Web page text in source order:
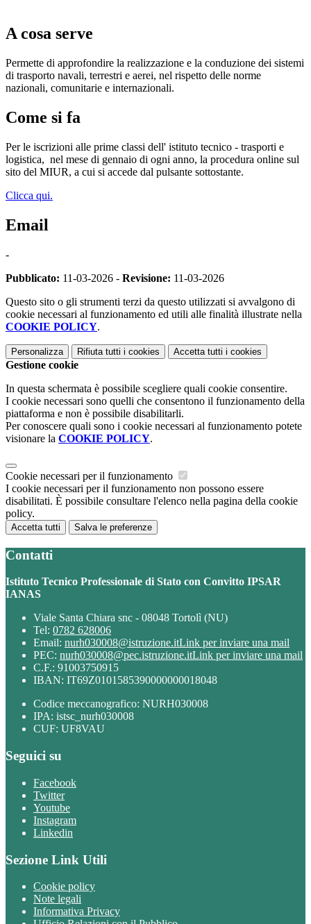
A cosa serve
Permette di approfondire la realizzazione e la conduzione dei sistemi
di trasporto navali, terrestri e aerei, nel rispetto delle norme
nazionali, comunitarie e internazionali.
Come si fa
Per le iscrizioni alle prime classi dell' istituto tecnico - trasporti e
logistica, nel mese di gennaio di ogni anno, la procedura online sul
sito del MIUR, a cui si accede dal pulsante sottostante.
Clicca qui.
Email
-
Pubblicato: 11-03-2026 - Revisione: 11-03-2026
Questo sito o gli strumenti terzi da questo utilizzati si avvalgono di
cookie necessari al funzionamento ed utili alle finalità illustrate nella
COOKIE POLICY.
Personalizza Rifiuta tutti i cookies Accetta tutti i cookies
Gestione cookie
In questa schermata è possibile scegliere quali cookie consentire.
I cookie necessari sono quelli che consentono il funzionamento della
piattaforma e non è possibile disabilitarli.
Per conoscere quali sono i cookie necessari al funzionamento potete
visionare la COOKIE POLICY.
Cookie necessari per il funzionamento
I cookie necessari per il funzionamento non possono essere
disabilitati. È possibile consultare l'elenco nella pagina della cookie
policy.
Accetta tutti Salva le preferenze
Contatti
Istituto Tecnico Professionale di Stato con Convitto IPSAR
IANAS
Viale Santa Chiara snc - 08048 Tortolì (NU)
Tel: 0782 628006
Email: nurh030008@istruzione.itLink per inviare una mail
PEC: nurh030008@pec.istruzione.itLink per inviare una mail
C.F.: 91003750915
IBAN: IT69Z0101585390000000018048
Codice meccanografico: NURH030008
IPA: istsc_nurh030008
CUF: UF8VAU
Seguici su
Facebook
Twitter
Youtube
Instagram
Linkedin
Sezione Link Utili
Cookie policy
Note legali
Informativa Privacy